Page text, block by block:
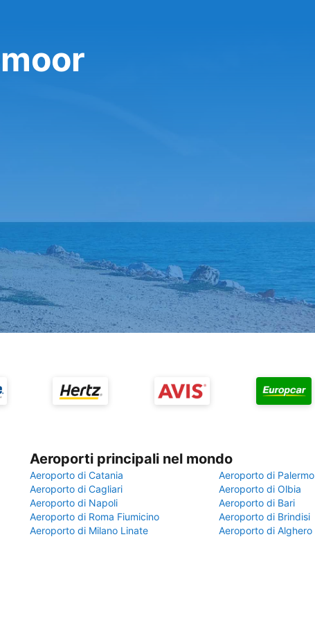
Aeroporti principali nel mondo
Aeroporto di Catania
Aeroporto di Palermo
Aeroporto di Cagliari
Aeroporto di Olbia
Aeroporto di Napoli
Aeroporto di Bari
Aeroporto di Roma Fiumicino
Aeroporto di Brindisi
Aeroporto di Milano Linate
Aeroporto di Alghero